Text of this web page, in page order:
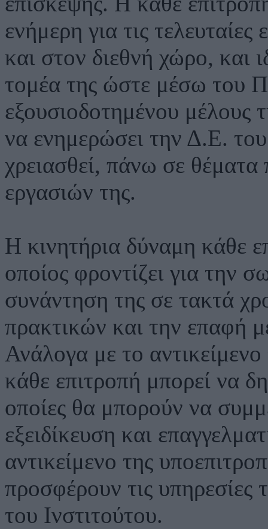
ενήμερη για τις
και στον διεθνή χώρο, και
τομέα της ώστε μέσω του
εξουσιοδοτημένου μέλους
να ενημερώσει την Δ.Ε.
χρειασθεί, πάνω σε
εργασιών της.
Η κινητήρια δύναμη κάθε
οποίος φροντίζει για την
συνάντηση της σε τακτά
πρακτικών και την επαφή
Ανάλογα με το
κάθε επιτροπή μπορεί να
οποίες θα μπορούν να
εξειδίκευση και
αντικείμενο της
προσφέρουν τις
του Ινστιτούτου.